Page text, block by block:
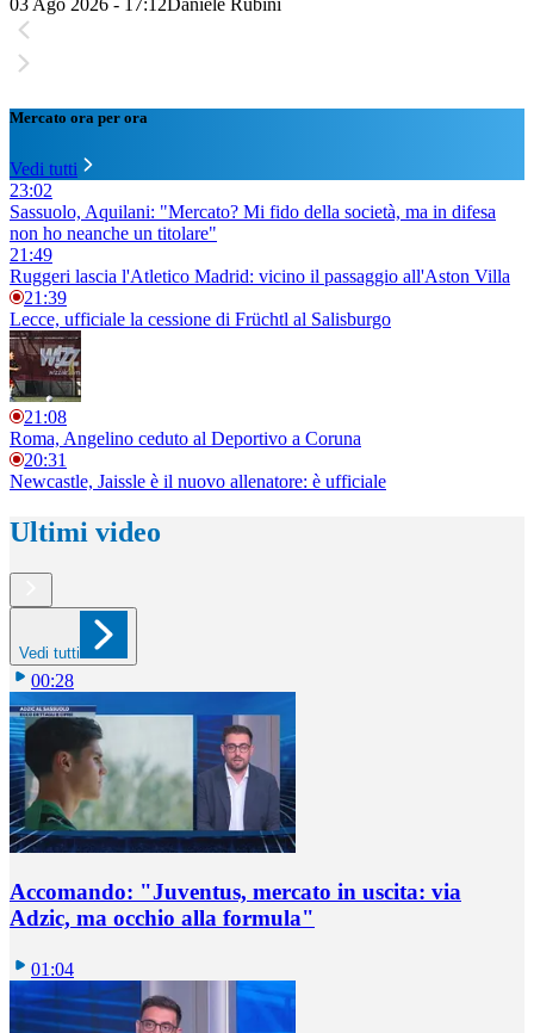
Mercato ora per ora
Vedi tutti
23:02
Sassuolo, Aquilani: "Mercato? Mi fido della società, ma in difesa
non ho neanche un titolare"
21:49
Ruggeri lascia l'Atletico Madrid: vicino il passaggio all'Aston Villa
21:39
Lecce, ufficiale la cessione di Früchtl al Salisburgo
21:08
Roma, Angelino ceduto al Deportivo a Coruna
20:31
Newcastle, Jaissle è il nuovo allenatore: è ufficiale
Ultimi video
Vedi tutti
00:28
Accomando: "Juventus, mercato in uscita: via
Adzic, ma occhio alla formula"
01:04